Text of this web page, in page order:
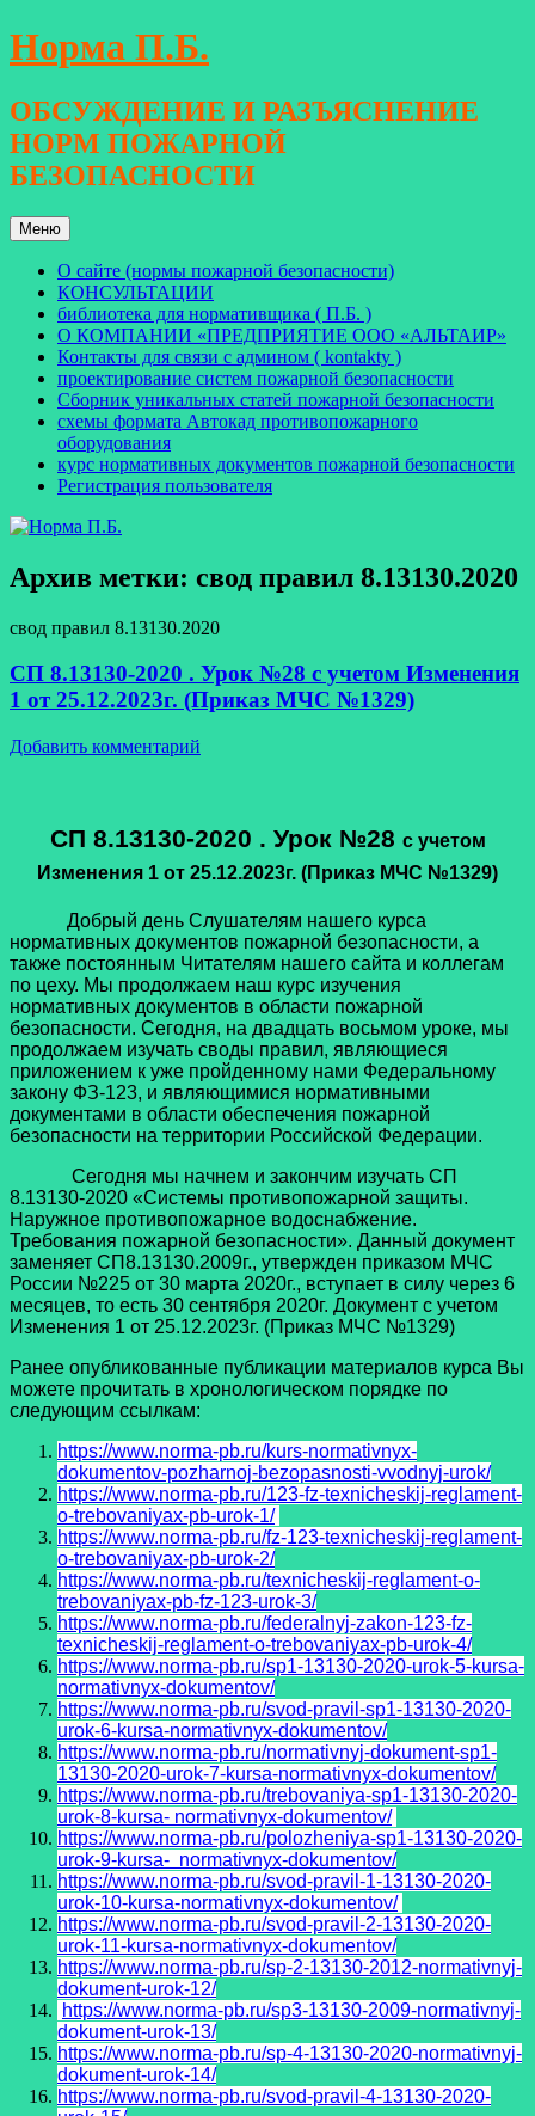
Перейти
к
Норма П.Б.
ОБСУЖДЕНИЕ И РАЗЪЯСНЕНИЕ
НОРМ ПОЖАРНОЙ
БЕЗОПАСНОСТИ
Меню
О сайте (нормы пожарной безопасности)
КОНСУЛЬТАЦИИ
библиотека для нормативщика ( П.Б. )
О КОМПАНИИ «ПРЕДПРИЯТИЕ ООО «АЛЬТАИР»
Контакты для связи с админом ( kontakty )
проектирование систем пожарной безопасности
Сборник уникальных статей пожарной безопасности
схемы формата Автокад противопожарного
оборудования
курс нормативных документов пожарной безопасности
Регистрация пользователя
Архив метки: свод правил 8.13130.2020
свод правил 8.13130.2020
СП 8.13130-2020 . Урок №28 с учетом Изменения
1 от 25.12.2023г. (Приказ МЧС №1329)
Добавить комментарий
СП 8.13130-2020 . Урок №28 с учетом
Изменения 1 от 25.12.2023г. (Приказ МЧС №1329)
Добрый день Слушателям нашего курса
нормативных документов пожарной безопасности, а
также постоянным Читателям нашего сайта и коллегам
по цеху. Мы продолжаем наш курс изучения
нормативных документов в области пожарной
безопасности. Сегодня, на двадцать восьмом уроке, мы
продолжаем изучать своды правил, являющиеся
приложением к уже пройденному нами Федеральному
закону ФЗ-123, и являющимися нормативными
документами в области обеспечения пожарной
безопасности на территории Российской Федерации.
Сегодня мы начнем и закончим изучать СП
8.13130-2020 «Системы противопожарной защиты.
Наружное противопожарное водоснабжение.
Требования пожарной безопасности». Данный документ
заменяет СП8.13130.2009г., утвержден приказом МЧС
России №225 от 30 марта 2020г., вступает в силу через 6
месяцев, то есть 30 сентября 2020г. Документ с учетом
Изменения 1 от 25.12.2023г. (Приказ МЧС №1329)
Ранее опубликованные публикации материалов курса Вы
можете прочитать в хронологическом порядке по
следующим ссылкам:
https://www.norma-pb.ru/kurs-normativnyx-
dokumentov-pozharnoj-bezopasnosti-vvodnyj-urok/
https://www.norma-pb.ru/123-fz-texnicheskij-reglament-
o-trebovaniyax-pb-urok-1/
https://www.norma-pb.ru/fz-123-texnicheskij-reglament-
o-trebovaniyax-pb-urok-2/
https://www.norma-pb.ru/texnicheskij-reglament-o-
trebovaniyax-pb-fz-123-urok-3/
https://www.norma-pb.ru/federalnyj-zakon-123-fz-
texnicheskij-reglament-o-trebovaniyax-pb-urok-4/
https://www.norma-pb.ru/sp1-13130-2020-urok-5-kursa-
normativnyx-dokumentov/
https://www.norma-pb.ru/svod-pravil-sp1-13130-2020-
urok-6-kursa-normativnyx-dokumentov/
https://www.norma-pb.ru/normativnyj-dokument-sp1-
13130-2020-urok-7-kursa-normativnyx-dokumentov/
https://www.norma-pb.ru/trebovaniya-sp1-13130-2020-
urok-8-kursa- normativnyx-dokumentov/
https://www.norma-pb.ru/polozheniya-sp1-13130-2020-
urok-9-kursa- normativnyx-dokumentov/
https://www.norma-pb.ru/svod-pravil-1-13130-2020-
urok-10-kursa-normativnyx-dokumentov/
https://www.norma-pb.ru/svod-pravil-2-13130-2020-
urok-11-kursa-normativnyx-dokumentov/
https://www.norma-pb.ru/sp-2-13130-2012-normativnyj-
dokument-urok-12/
https://www.norma-pb.ru/sp3-13130-2009-normativnyj-
dokument-urok-13/
https://www.norma-pb.ru/sp-4-13130-2020-normativnyj-
dokument-urok-14/
https://www.norma-pb.ru/svod-pravil-4-13130-2020-